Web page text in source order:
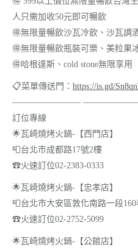
人只需加收50元即可暢飲
🉐無限量暢飲沙瓦冷飲、沙瓦調
🉐無限量暢飲瓶裝可樂、美粒果
🉐哈根達斯、cold stone無限享用
📋菜單傳送門： https://is.gd/
————————
訂位專線
🌟 瓦崎燒烤火鍋-【西門店】
📮 台北市成都路17號2樓
☎火速訂位02-2383-0333
🌟 瓦崎燒烤火鍋-【忠孝店】
📮 台北市大安區敦化南路一段160
☎火速訂位02-2752-5099
🌟 瓦崎燒烤火鍋-【公館店】